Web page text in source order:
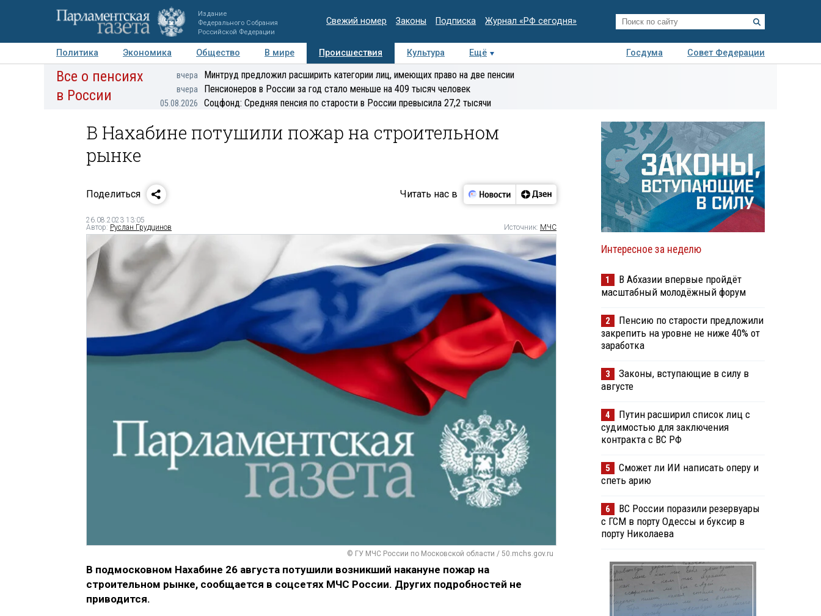
Издание
Федерального Собрания
Российской Федерации
Свежий номер Законы Подписка Журнал «РФ сегодня»
Политика Экономика Общество В мире Происшествия Культура Ещё Госдума
Совет Федерации
Авторы Персоны Мнения Регионы Медиацентр Интервью Колумнисты
Деловая
Все о пенсиях
в России
вчера Минтруд предложил расширить категории лиц, имеющих право на две пенсии
вчера Пенсионеров в России за год стало меньше на 409 тысяч человек
05.08.2026 Соцфонд: Средняя пенсия по старости в России превысила 27,2 тысячи
В Нахабине потушили пожар на строительном
рынке
Поделиться Читать нас в
26.08.2023 13:05
Автор: Руслан Грудцинов Источник: МЧС
© ГУ МЧС России по Московской области / 50.mchs.gov.ru
В подмосковном Нахабине 26 августа потушили возникший накануне пожар на
строительном рынке, сообщается в соцсетях МЧС России. Других подробностей не
приводится.
Интересное за неделю
1
В Абхазии впервые пройдёт
масштабный молодёжный форум
2
Пенсию по старости предложили
закрепить на уровне не ниже 40% от
заработка
3
Законы, вступающие в силу в
августе
4
Путин расширил список лиц с
судимостью для заключения
контракта с ВС РФ
5
Сможет ли ИИ написать оперу и
спеть арию
6
ВС России поразили резервуары
с ГСМ в порту Одессы и буксир в
порту Николаева